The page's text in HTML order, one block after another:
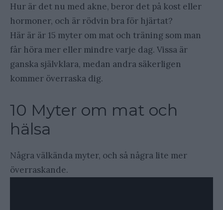
Hur är det nu med akne, beror det på kost eller
hormoner, och är rödvin bra för hjärtat?
Här är är 15 myter om mat och träning som man
får höra mer eller mindre varje dag. Vissa är
ganska självklara, medan andra säkerligen
kommer överraska dig.
10 Myter om mat och
hälsa
Några välkända myter, och så några lite mer
överraskande.